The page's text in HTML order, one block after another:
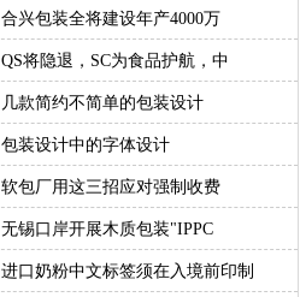
合兴包装全将建设年产4000万
QS将隐退，SC为食品护航，中
几款简约不简单的包装设计
包装设计中的字体设计
软包厂用这三招应对强制收费
无锡口岸开展木质包装"IPPC
进口奶粉中文标签须在入境前印制